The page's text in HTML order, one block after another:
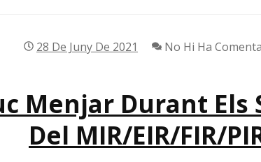
28 De Juny De 2021 No Hi Ha
Menjar Durant Els
Del MIR/EIR/FIR/